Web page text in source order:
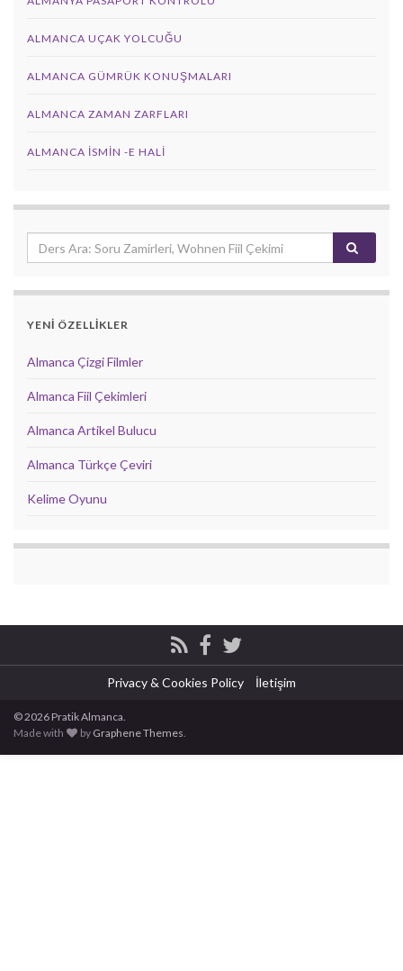
ALMANCA UÇAK YOLCUĞU
ALMANCA GÜMRÜK KONUŞMALARI
ALMANCA ZAMAN ZARFLARI
ALMANCA İSMIN -E HALI
YENİ ÖZELLİKLER
Almanca Çizgi Filmler
Almanca Fiil Çekimleri
Almanca Artikel Bulucu
Almanca Türkçe Çeviri
Kelime Oyunu
Privacy & Cookies Policy İletişim
© 2026 Pratik Almanca.
Made with
by Graphene Themes.